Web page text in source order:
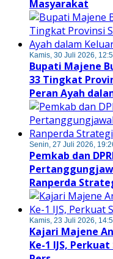
Masyarakat
Kamis, 30 Juli 2026,
Bupati Majene
33 Tingkat
Peran Ayah
Senin, 27 Juli 2026,
Pemkab dan
Ranperda
Kamis, 23 Juli 2026,
Kajari Majene
Ke-1 IJS,